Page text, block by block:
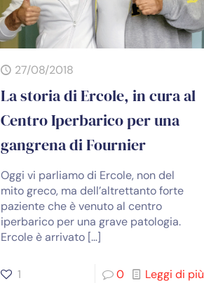
27/08/2018
La storia di Ercole, in cura al
Centro Iperbarico per una
gangrena di Fournier
Oggi vi parliamo di Ercole, non del
mito greco, ma dell’altrettanto forte
paziente che è venuto al centro
iperbarico per una grave patologia.
Ercole è arrivato[…]
1 0 Leggi di più